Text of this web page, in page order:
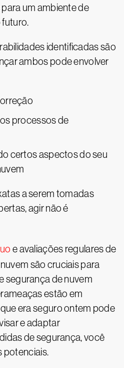
um ambiente de
futuro.
identificadas são
ambos pode envolver
processos de
certos aspectos do seu
a serem tomadas
agir não é
e avaliações regulares de
são cruciais para
segurança de nuvem
estão em
era seguro ontem pode
e adaptar
de segurança, você
potenciais.